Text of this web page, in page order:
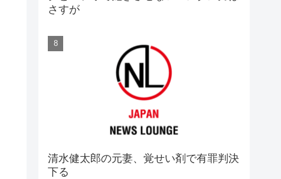
さすが
清水健太郎の元妻、覚せい剤で有罪判決
下る